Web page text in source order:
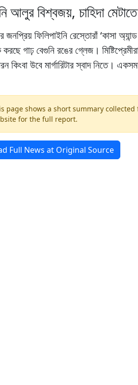
আলুর বিশ্বজয়, চাহিদা
জনপ্রিয় ফিলিপাইনি রেস্তোরাঁ ‘কাসা
গাঢ় বেগুনি রঙের গ্লেজ।
কিংবা উবে মার্গারিটার স্বাদ নিতে।
page shows a short summary
for the full report.
Full News at Original Source